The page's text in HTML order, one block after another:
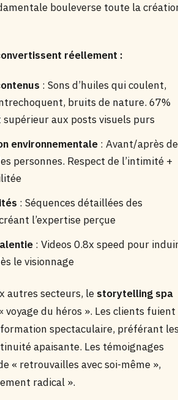
bouleverse toute la
réellement :
: Sons d’huiles qui coulent,
bruits de nature. 67%
supérieur aux posts visuels purs
environnementale : Avant/après
personnes. Respect de l’intimité +
: Séquences détaillées des
l’expertise perçue
: Videos 0.8x speed pour
le visionnage
autres secteurs, le storytelling spa
voyage du héros ». Les clients fuient
spectaculaire, préférant
apaisante. Les témoignages
« retrouvailles avec soi-même »,
radical ».